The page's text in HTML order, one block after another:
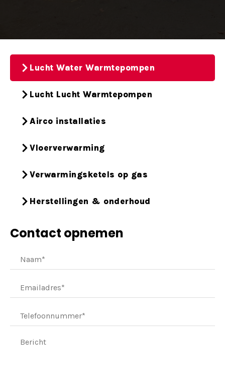
Lucht Water Warmtepompen
Lucht Lucht Warmtepompen
Airco installaties
Vloerverwarming
Verwarmingsketels op gas
Herstellingen & onderhoud
Contact opnemen